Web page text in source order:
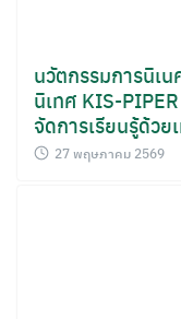
นวัตกรรมการนิเ
นิเทศ KIS-
จัดการเรียนรู้ด้วย
27 พฤษภาคม 2569